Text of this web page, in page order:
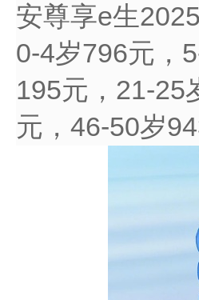
安尊享e生
0-4岁796元，
195元，21-25
元，46-50岁